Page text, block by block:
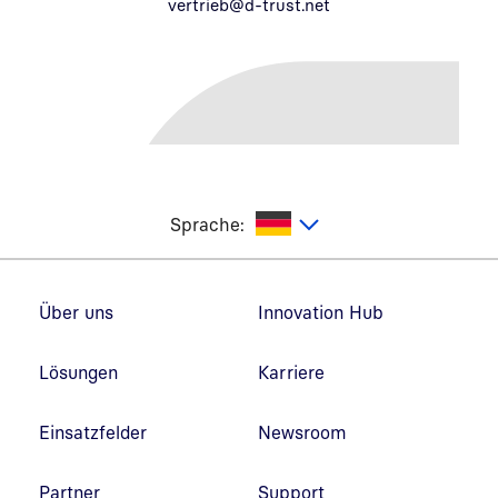
vertrieb@d-trust.net
Sprache:
Über uns
Lösungen
Einsatzfelder
Partner
Innovation Hub
Karriere
Newsroom
Support